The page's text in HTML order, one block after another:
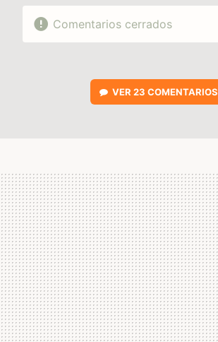
Comentarios cerrados
VER 23 COMENTARIOS